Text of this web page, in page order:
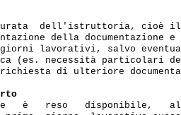
dell'istruttoria, cioè il
della documentazione
giorni lavorativi, salvo
(es. necessità particolari
di ulteriore
è   reso   disponibile,